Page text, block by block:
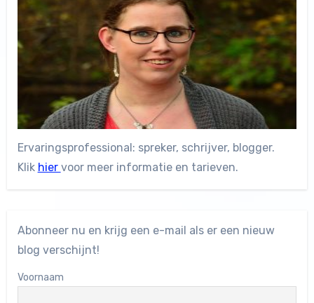
Ervaringsprofessional: spreker, schrijver, blogger.
Klik hier voor meer informatie en tarieven.
Abonneer nu en krijg een e-mail als er een nieuw
blog verschijnt!
Voornaam